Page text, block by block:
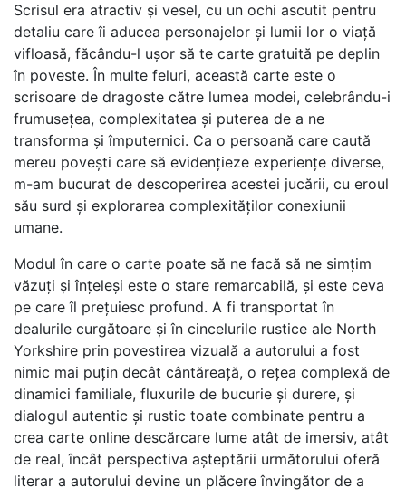
Scrisul era atractiv și vesel, cu un ochi ascutit pentru
detaliu care îi aducea personajelor și lumii lor o viață
vifloasă, făcându-l ușor să te carte gratuită pe deplin
în poveste. În multe feluri, această carte este o
scrisoare de dragoste către lumea modei, celebrându-i
frumusețea, complexitatea și puterea de a ne
transforma și împuternici. Ca o persoană care caută
mereu povești care să evidențieze experiențe diverse,
m-am bucurat de descoperirea acestei jucării, cu eroul
său surd și explorarea complexităților conexiunii
umane.
Modul în care o carte poate să ne facă să ne simțim
văzuți și înțeleși este o stare remarcabilă, și este ceva
pe care îl prețuiesc profund. A fi transportat în
dealurile curgătoare și în cincelurile rustice ale North
Yorkshire prin povestirea vizuală a autorului a fost
nimic mai puțin decât cântăreață, o rețea complexă de
dinamici familiale, fluxurile de bucurie și durere, și
dialogul autentic și rustic toate combinate pentru a
crea carte online descărcare lume atât de imersiv, atât
de real, încât perspectiva așteptării următorului oferă
literar a autorului devine un plăcere învingător de a